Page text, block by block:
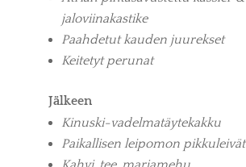
jaloviinakastike
Paahdetut kauden juurekset
Keitetyt perunat
Jälkeen
Kinuski-vadelmatäytekakku
Paikallisen leipomon pikkuleivät